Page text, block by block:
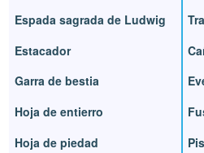
Espada sagrada de Ludwig
Estacador
Garra de bestia
Hoja de entierro
Hoja de piedad